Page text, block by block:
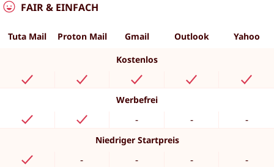
FAIR & EINFACH
Tuta Mail Proton Mail Gmail Outlook
Yahoo
Kostenlos
Werbefrei
- - -
Niedriger Startpreis
- - - -